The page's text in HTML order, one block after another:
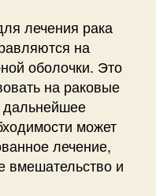
лечения рака
на
оболочки. Это
на раковые
дальнейшее
может
лечение,
вмешательство и